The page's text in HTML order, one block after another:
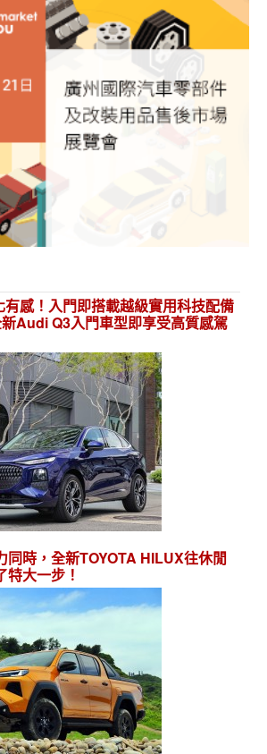
感！入門即搭載越級實用科技配備
Audi Q3入門車型即享受高質感駕
同時，全新TOYOTA HILUX往休閒
大一步！